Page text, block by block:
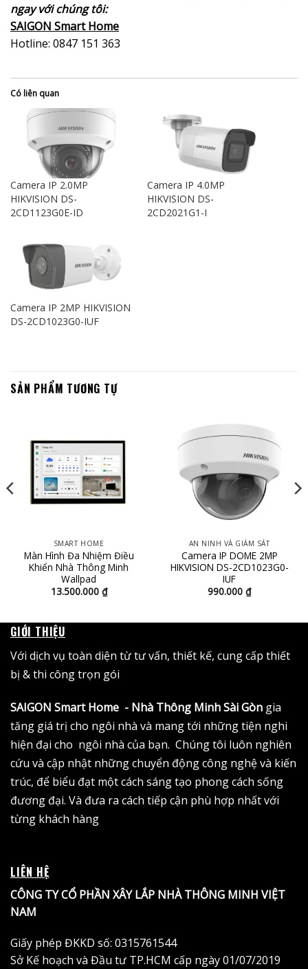
ngay với chúng tôi:
SAIGON Smart Home
Hotline: 0847 151 363
Có liên quan
Camera IP 2.0MP
HIKVISION DS-
2CD1123G0E-ID
Camera IP 4.0MP
HIKVISION DS-
2CD2021G1-I
Camera IP 2MP HIKVISION
DS-2CD1023G0-IUF
SẢN PHẨM TƯƠNG TỰ
SMART HOME
Màn Hình Đa Nhiệm Điều
Khiển Nhà Thông Minh
Wallpad
13.500.000 ₫
AN NINH VÀ GIÁM SÁT
Camera IP DOME 2MP
HIKVISION DS-2CD1023G0-
IUF
990.000 ₫
GIỚI THIỆU
Với dịch vụ toàn diện từ tư vấn, thiết kế, cung cấp thiết
bị & thi công trọn gói
SAIGON Smart Home - Nhà Thông Minh Sài Gòn gia
tăng giá trị cho ngôi nhà và mang tới những tiện nghi
hiện đại cho ngôi nhà của bạn. Chúng tôi luôn nghiên
cứu và cập nhật những chuyển động công nghệ và kiến
trúc, để biểu đạt một cách sáng tạo phong cách sống
đương đại. Và đưa ra cách tiếp cận phù hợp nhất với
từng khách hàng
LIÊN HỆ
CÔNG TY CỔ PHẦN XÂY LẮP NHÀ THÔNG MINH VIỆT
NAM
Giấy phép ĐKKD số: 0315761544
Sở Kế hoạch và Đầu tư TP.HCM cấp ngày 01/07/2019